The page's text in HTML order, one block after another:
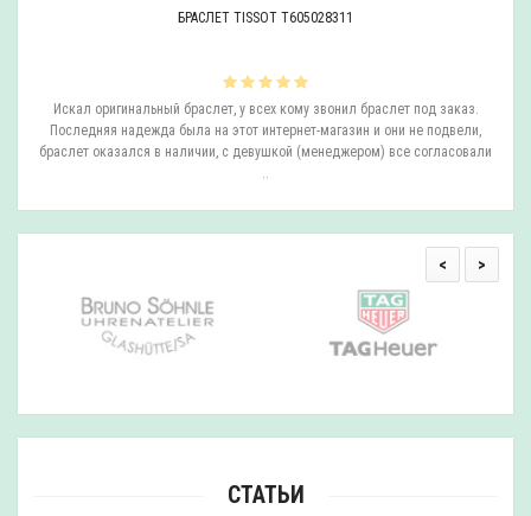
БРАСЛЕТ TISSOT T605028311
Искал оригинальный браслет, у всех кому звонил браслет под заказ.
Последняя надежда была на этот интернет-магазин и они не подвели,
браслет оказался в наличии, с девушкой (менеджером) все согласовали
..
< >
СТАТЬИ